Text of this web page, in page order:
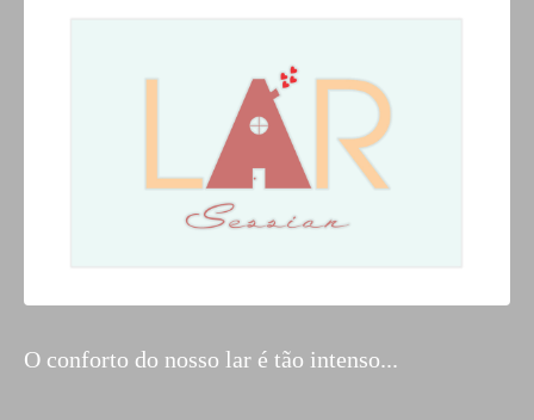
O conforto do nosso lar é tão intenso...